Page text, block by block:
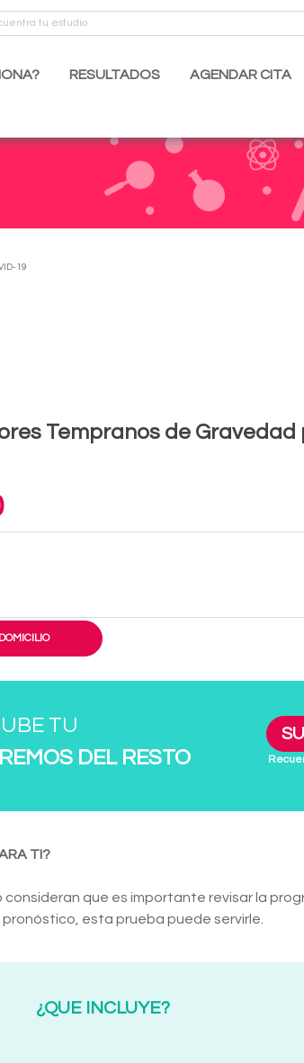
RESULTADOS AGENDAR CITA
19
Tempranos de Gravedad
TU
DEL RESTO
TI?
consideran que es importante revisar la
esta prueba puede servirle.
¿QUE INCLUYE?